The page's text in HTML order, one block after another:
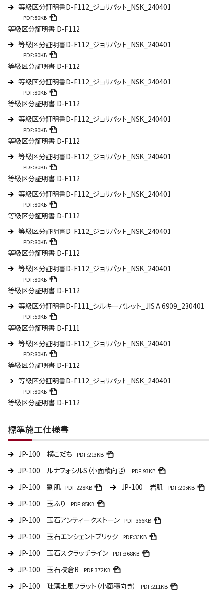
等級区分証明書D-F112_ジョリパット_NSK_240401
PDF:80KB
等級区分証明書 D-F112
等級区分証明書D-F112_ジョリパット_NSK_240401
PDF:80KB
等級区分証明書 D-F112
等級区分証明書D-F112_ジョリパット_NSK_240401
PDF:80KB
等級区分証明書 D-F112
等級区分証明書D-F112_ジョリパット_NSK_240401
PDF:80KB
等級区分証明書 D-F112
等級区分証明書D-F112_ジョリパット_NSK_240401
PDF:80KB
等級区分証明書 D-F112
等級区分証明書D-F112_ジョリパット_NSK_240401
PDF:80KB
等級区分証明書 D-F112
等級区分証明書D-F112_ジョリパット_NSK_240401
PDF:80KB
等級区分証明書 D-F112
等級区分証明書D-F112_ジョリパット_NSK_240401
PDF:80KB
等級区分証明書 D-F112
等級区分証明書D-F111_シルキーパレット_JIS A 6909_230401
PDF:59KB
等級区分証明書 D-F111
等級区分証明書D-F112_ジョリパット_NSK_240401
PDF:80KB
等級区分証明書 D-F112
等級区分証明書D-F112_ジョリパット_NSK_240401
PDF:80KB
等級区分証明書 D-F112
標準施工仕様書
JP-100 横こだち PDF:213KB
JP-100 ルナフォシルS（小面積向き） PDF:93KB
JP-100 割肌 PDF:228KB JP-100 岩肌 PDF:206KB
JP-100 玉ふり PDF:85KB
JP-100 玉石アンティークストーン PDF:366KB
JP-100 玉石エンシェントブリック PDF:33KB
JP-100 玉石スクラッチライン PDF:368KB
JP-100 玉石校倉R PDF:372KB
JP-100 珪藻土風フラット（小面積向き） PDF:211KB